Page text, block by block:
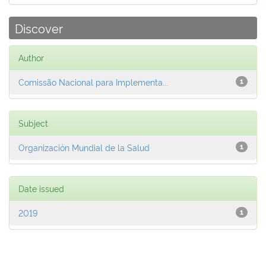
Discover
Author
1
Comissão Nacional para Implementa...
Subject
1
Organización Mundial de la Salud
Date issued
1
2019